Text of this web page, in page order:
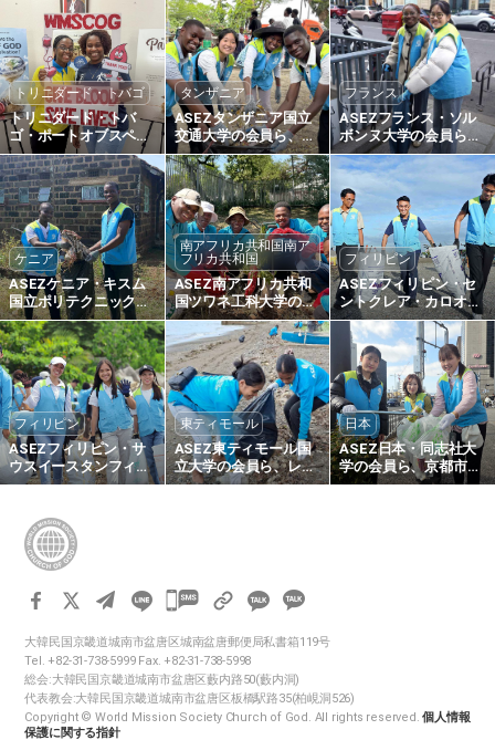
トリニダード・トバゴ
トリニダード・トバ
ゴ・ポートオブスペイ
ン教会、全世界過越祭
の愛・命の愛第1804回
献血リレー
タンザニア
ASEZタンザニア国立
交通大学の会員ら、街
の清掃活動を通じて地
域環境の美化に貢献
フランス
ASEZフランス・ソル
ボンヌ大学の会員ら、
サン・ミシェル街路美
化活動
ケニア
ASEZケニア・キスム
国立ポリテクニック大
学の会員ら、ブシアの
道路沿いで環境美化活
動を実施
南アフリカ共和国南ア
フリカ共和国
ASEZ南アフリカ共和
国ツワネ工科大学の会
員たち、植樹
フィリピン
ASEZフィリピン・セ
ントクレア・カロオカ
ン大学の会員たち、ビ
ーチプラスチック廃棄
物を収集
フィリピン
ASEZフィリピン・サ
ウスイースタンフィリ
ピン大学の会員たち、
ック廃棄物を回収
東ティモール
ASEZ東ティモール国
立大学の会員ら、レシ
デレ広場周辺の海岸を
日本
ASEZ日本・同志社大
学の会員ら、京都市・
五条大橋周辺で街路美
카
오
공
유
카
오
톡
공
大韓民国京畿道城南市盆唐区城南盆唐郵便局私書箱119号
Tel. +82-31-738-5999 Fax. +82-31-738-5998
総会:大韓民国京畿道城南市盆唐区藪内路50(藪内洞)
代表教会:大韓民国京畿道城南市盆唐区板橋駅路35(柏峴洞526)
Copyright © World Mission Society Church of God. All rights reserved.個人情報
保護に関する指針